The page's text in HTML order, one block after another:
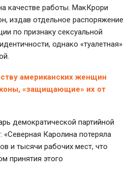
качестве работы. МакКрори
издав отдельное распоряжение
по признаку сексуальной
однако «туалетная»
американских женщин
«защищающие» их от
демократической партийной
«Северная Каролина потеряла
и тысячи рабочих мест, что
принятия этого